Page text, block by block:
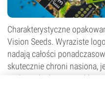
Charakterystyczne
Vision Seeds. Wyraziste
nadają całości
skutecznie chroni nasiona,
podejrzeć ich zawartość, a